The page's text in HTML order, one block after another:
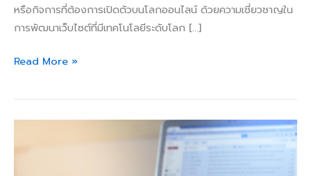
หรือกิจการที่ต้องการเปิดตัวบนโลกออนไลน์ ด้วยความเชี่ยวชาญใน
การพัฒนาเว็บไซต์ที่มีเทคโนโลยีระดับโลก […]
Read More »
เว็บไซต์